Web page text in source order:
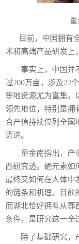
童
目前，中国拥有
术和高端产品研发上
事实上，中国并不
过200万亩，涉及22
等地资源尤为富集。
领先地位，特别是拥
合产值持续位列全国
迈进。
童金南指出，产业
西研究透。硒元素如
最终又如何在人体
的链条和机理，目前
而湖北恰好拥有从鄂
条件，是研究这一全
除了基础研究，产